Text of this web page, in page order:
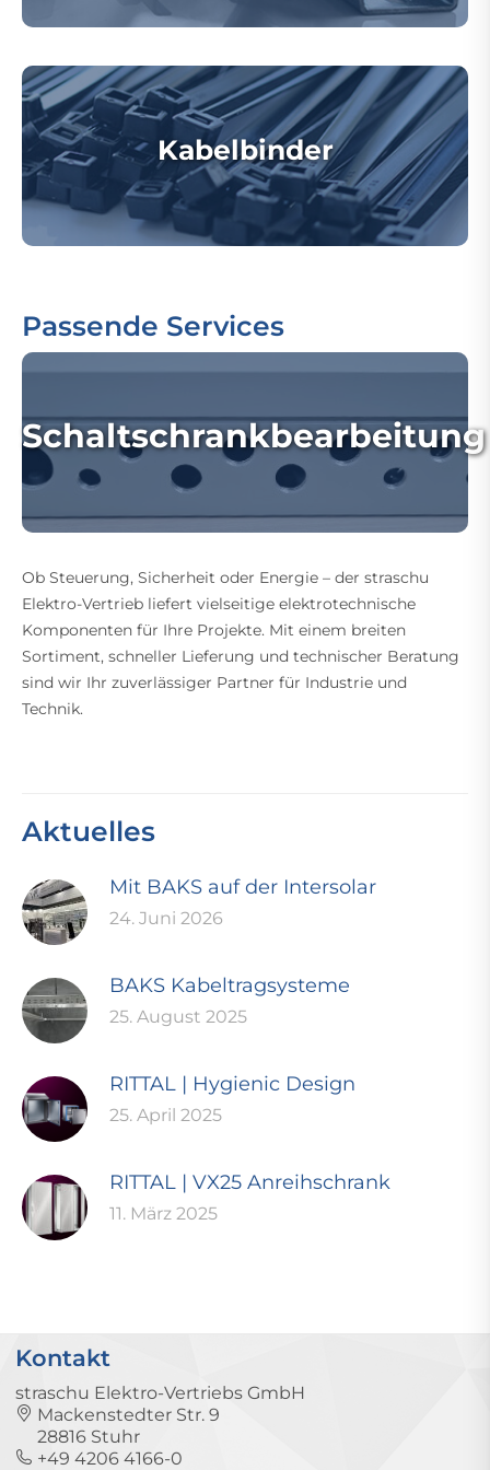
Kabelbinder
Passende Services
Schaltschrankbearbeitung
Ob Steuerung, Sicherheit oder Energie – der straschu
Elektro-Vertrieb liefert vielseitige elektrotechnische
Komponenten für Ihre Projekte. Mit einem breiten
Sortiment, schneller Lieferung und technischer Beratung
sind wir Ihr zuverlässiger Partner für Industrie und
Technik.
Aktuelles
Mit BAKS auf der Intersolar
24. Juni 2026
BAKS Kabeltragsysteme
25. August 2025
RITTAL | Hygienic Design
25. April 2025
RITTAL | VX25 Anreihschrank
11. März 2025
Kontakt
straschu Elektro-Vertriebs GmbH
Mackenstedter Str. 9
28816 Stuhr
+49 4206 4166-0